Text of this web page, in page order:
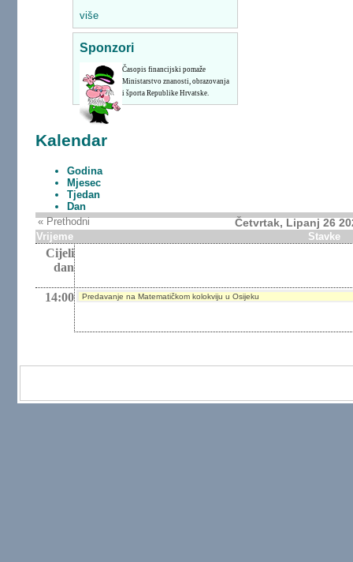
više
Sponzori
Časopis financijski pomaže
Ministarstvo znanosti, obrazovanja
i športa Republike Hrvatske.
Kalendar
Godina
Mjesec
Tjedan
Dan
« Prethodni
Četvrtak, Lipanj 26
Vrijeme Stavke
Cijeli
dan
14:00 Predavanje na Matematičkom kolokviju u Osijeku